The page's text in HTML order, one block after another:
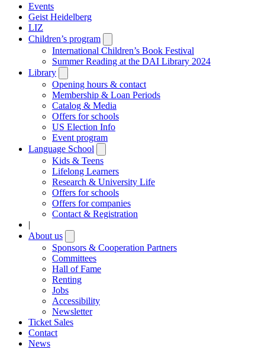
Events
Geist Heidelberg
LIZ
Children’s program
submenu
International Children’s Book Festival
Summer Reading at the DAI Library 2024
Library
submenu
Opening hours & contact
Membership & Loan Periods
Catalog & Media
Offers for schools
US Election Info
Event program
Language School
submenu
Kids & Teens
Lifelong Learners
Research & University Life
Offers for schools
Offers for companies
Contact & Registration
|
About us
submenu
Sponsors & Cooperation Partners
Committees
Hall of Fame
Renting
Jobs
Accessibility
Newsletter
Ticket Sales
Contact
News